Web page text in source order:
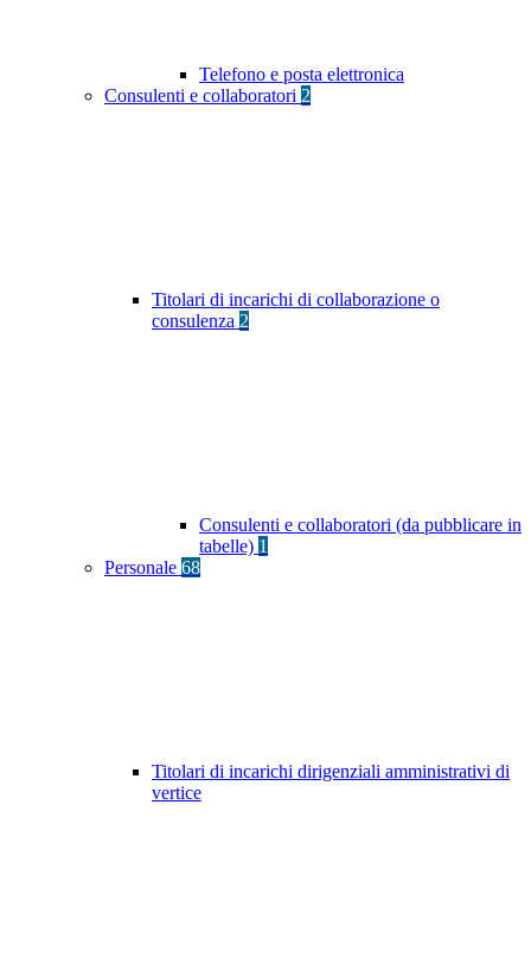
Telefono e posta elettronica
Consulenti e collaboratori 2
Titolari di incarichi di collaborazione o
consulenza 2
Consulenti e collaboratori (da pubblicare in
tabelle) 1
Personale 68
Titolari di incarichi dirigenziali amministrativi di
vertice